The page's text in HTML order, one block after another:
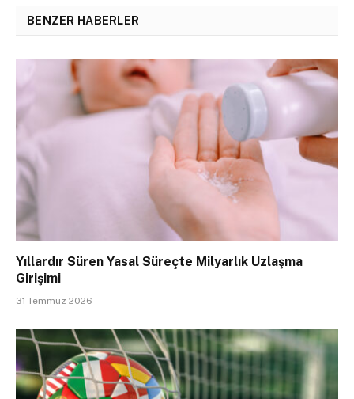
BENZER HABERLER
Yıllardır Süren Yasal Süreçte Milyarlık Uzlaşma
Girişimi
31 Temmuz 2026